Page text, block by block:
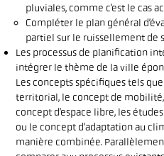
pluviales, comme c’est le cas
Compléter le plan général
partiel sur le ruissellement de
Les processus de planification
intégrer le thème de la ville
Les concepts spécifiques tels
territorial, le concept de
concept d’espace libre, les
ou le concept d’adaptation au
manière combinée.